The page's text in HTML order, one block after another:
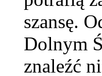
szansę.
Dolnym
znaleźć